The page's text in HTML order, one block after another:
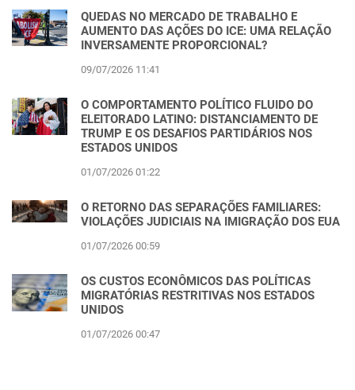
QUEDAS NO MERCADO DE TRABALHO E
AUMENTO DAS AÇÕES DO ICE: UMA RELAÇÃO
INVERSAMENTE PROPORCIONAL?
09/07/2026 11:41
O COMPORTAMENTO POLÍTICO FLUIDO DO
ELEITORADO LATINO: DISTANCIAMENTO DE
TRUMP E OS DESAFIOS PARTIDÁRIOS NOS
ESTADOS UNIDOS
01/07/2026 01:22
O RETORNO DAS SEPARAÇÕES FAMILIARES:
VIOLAÇÕES JUDICIAIS NA IMIGRAÇÃO DOS EUA
01/07/2026 00:59
OS CUSTOS ECONÔMICOS DAS POLÍTICAS
MIGRATÓRIAS RESTRITIVAS NOS ESTADOS
UNIDOS
01/07/2026 00:47